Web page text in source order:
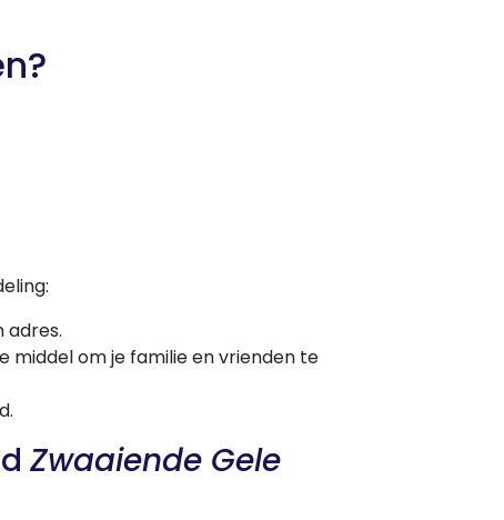
adres.
middel om je familie en vrienden te
Zwaaiende Gele